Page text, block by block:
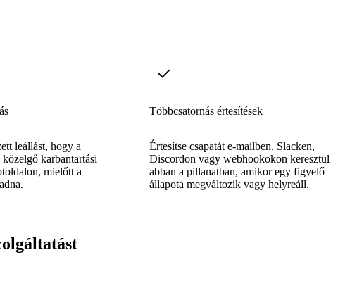
leállást, hogy a
karbantartási
mielőtt a
Többcsatornás értesítések
Értesítse csapatát e-mailben, Slacken,
Discordon vagy webhookokon keresztül
abban a pillanatban, amikor egy figyelő
állapota megváltozik vagy helyreáll.